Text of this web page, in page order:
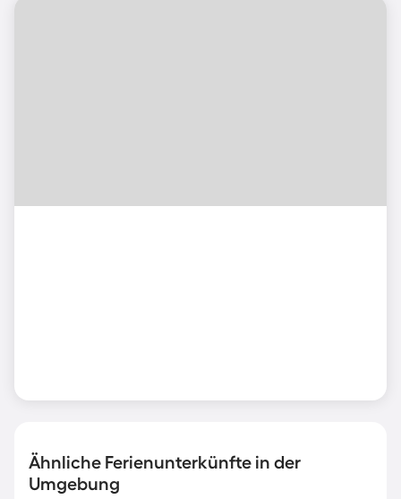
Ähnliche Ferienunterkünfte in der
Umgebung